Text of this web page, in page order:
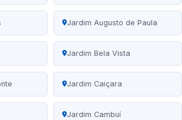
Jardim Augusto de Paula
Jardim Bela Vista
Jardim Caiçara
Jardim Cambuí